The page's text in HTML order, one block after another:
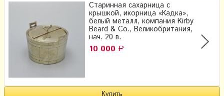
Старинная сахарница с
крышкой, икорница «Кадка»,
белый металл, компания Kirby
Beard & Co., Великобритания,
нач. 20 в.
10 000 Р